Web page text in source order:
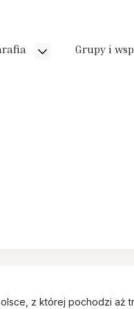
Grupy i
z której pochodzi aż